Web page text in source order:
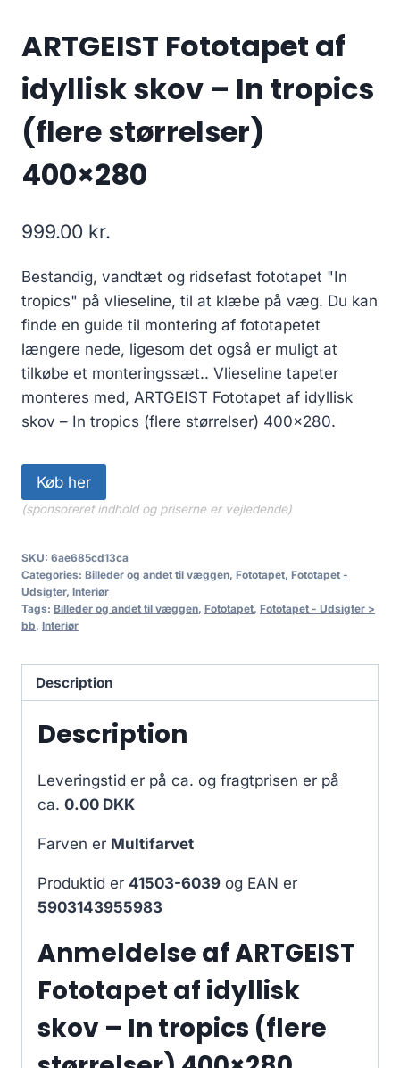
ARTGEIST Fototapet af
idyllisk skov – In tropics
(flere størrelser)
400×280
999.00 kr.
Bestandig, vandtæt og ridsefast fototapet "In
tropics" på vlieseline, til at klæbe på væg. Du kan
finde en guide til montering af fototapetet
længere nede, ligesom det også er muligt at
tilkøbe et monteringssæt.. Vlieseline tapeter
monteres med, ARTGEIST Fototapet af idyllisk
skov – In tropics (flere størrelser) 400×280.
Køb her
(sponsoreret indhold og priserne er vejledende)
SKU: 6ae685cd13ca
Categories: Billeder og andet til væggen, Fototapet, Fototapet -
Udsigter, Interiør
Tags: Billeder og andet til væggen, Fototapet, Fototapet - Udsigter >
bb, Interiør
Description
Description
Leveringstid er på ca. og fragtprisen er på
ca. 0.00 DKK
Farven er Multifarvet
Produktid er 41503-6039 og EAN er
5903143955983
Anmeldelse af ARTGEIST
Fototapet af idyllisk
skov – In tropics (flere